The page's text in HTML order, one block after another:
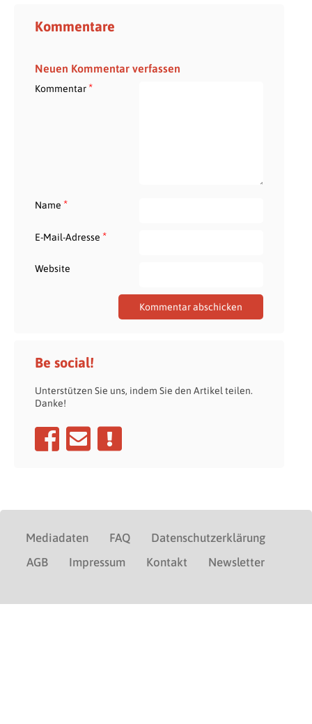
Kommentare
Neuen Kommentar verfassen
Kommentar*
Name *
E-Mail-Adresse *
Website
Be social!
Unterstützen Sie uns, indem Sie den Artikel teilen.
Danke!
Mediadaten FAQ
Datenschutzerklärung
AGB
Impressum Kontakt Newsletter